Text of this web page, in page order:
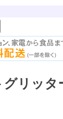
グリッ